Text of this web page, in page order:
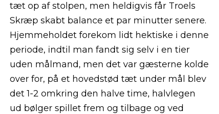
tæt op af stolpen, men heldigvis får Troels
Skræp skabt balance et par minutter senere.
Hjemmeholdet forekom lidt hektiske i denne
periode, indtil man fandt sig selv i en tier
uden målmand, men det var gæsterne kolde
over for, på et hovedstød tæt under mål blev
det 1-2 omkring den halve time, halvlegen
ud bølger spillet frem og tilbage og ved